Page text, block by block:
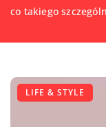
co takiego
LIFE & STYLE